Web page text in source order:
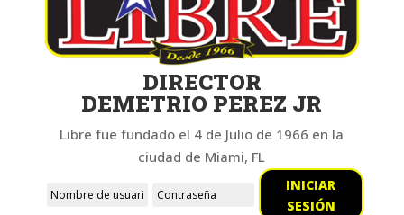
DIRECTOR
DEMETRIO PEREZ JR
Libre fue fundado el 4 de Julio de 1966 en la
ciudad de Miami, FL
INICIAR
SESIÓN